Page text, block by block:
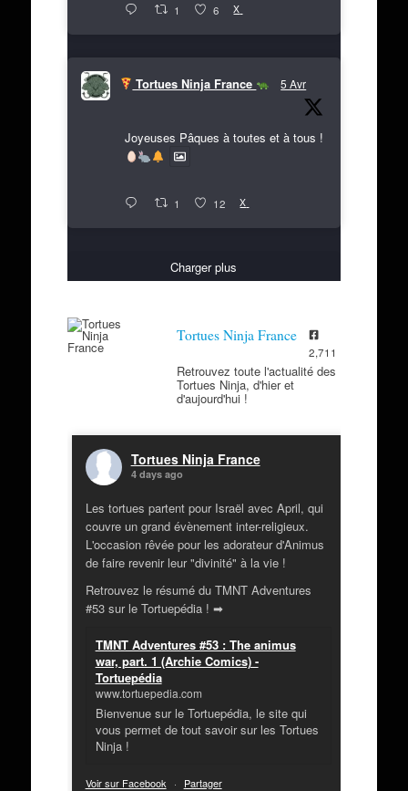
1 6 X
Tortues Ninja France 5 Avr
Joyeuses Pâques à toutes et à tous !
1 12 X
Charger plus
Tortues Ninja France
2,711
Retrouvez toute l'actualité des
Tortues Ninja, d'hier et
d'aujourd'hui !
Tortues Ninja France
4 days ago
Les tortues partent pour Israël avec April, qui
couvre un grand évènement inter-religieux.
L'occasion rêvée pour les adorateur d'Animus
de faire revenir leur "divinité" à la vie !
Retrouvez le résumé du TMNT Adventures
#53 sur le Tortuepédia ! ➡
TMNT Adventures #53 : The animus
war, part. 1 (Archie Comics) -
Tortuepédia
www.tortuepedia.com
Bienvenue sur le Tortuepédia, le site qui
vous permet de tout savoir sur les Tortues
Ninja !
Voir sur Facebook · Partager